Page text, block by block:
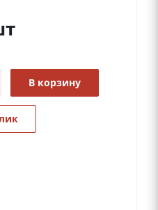
В корзину